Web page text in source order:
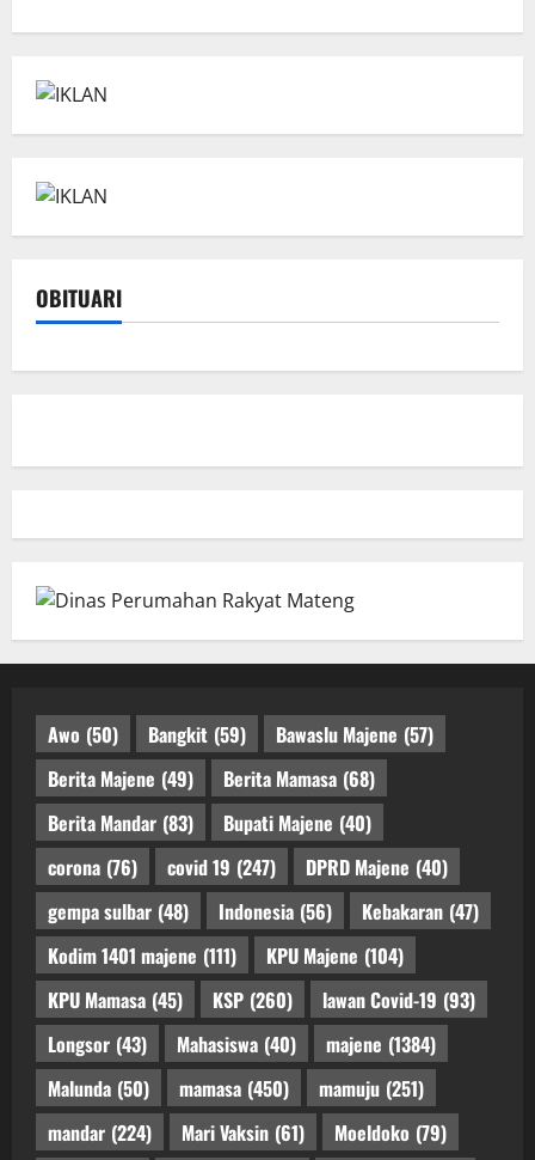
OBITUARI
Awo (50) Bangkit (59) Bawaslu Majene (57)
Berita Majene (49) Berita Mamasa (68)
Berita Mandar (83) Bupati Majene (40)
corona (76) covid 19 (247) DPRD Majene (40)
gempa sulbar (48) Indonesia (56) Kebakaran (47)
Kodim 1401 majene (111) KPU Majene (104)
KPU Mamasa (45) KSP (260) lawan Covid-19 (93)
Longsor (43) Mahasiswa (40) majene (1384)
Malunda (50) mamasa (450) mamuju (251)
mandar (224) Mari Vaksin (61) Moeldoko (79)